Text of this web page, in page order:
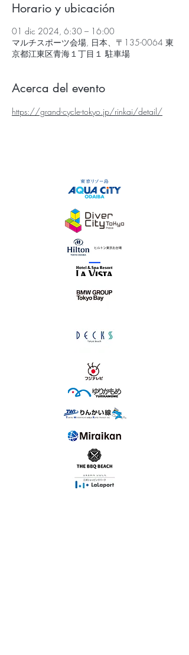
Horario y ubicación
01 dic 2024, 6:30 – 16:00
マルチスポーツ会場, 日本、〒135-0064 東
京都江東区青海１丁目１ 駐車場
Acerca del evento
https://grand-cycle-tokyo.jp/rinkai/detail/